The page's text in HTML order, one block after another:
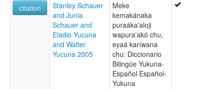
citation
Stanley Schauer
and Junia
Schauer and
Eladio Yucuna
and Walter
Yucuna 2005
Meke
kemakánaka
puraáka'aloji
wapura'akó chu,
eyaá karíwana
chu: Diccionario
Bilingüe Yukuna-
Español Español-
Yukuna